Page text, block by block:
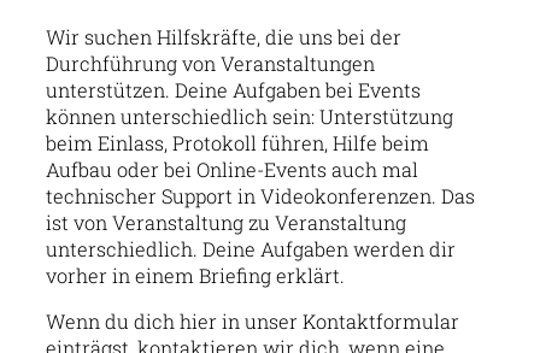
Wir suchen Hilfskräfte, die uns bei der
Durchführung von Veranstaltungen
unterstützen. Deine Aufgaben bei Events
können unterschiedlich sein: Unterstützung
beim Einlass, Protokoll führen, Hilfe beim
Aufbau oder bei Online-Events auch mal
technischer Support in Videokonferenzen. Das
ist von Veranstaltung zu Veranstaltung
unterschiedlich. Deine Aufgaben werden dir
vorher in einem Briefing erklärt.
Wenn du dich hier in unser Kontaktformular